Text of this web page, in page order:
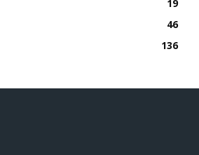
19
46
136